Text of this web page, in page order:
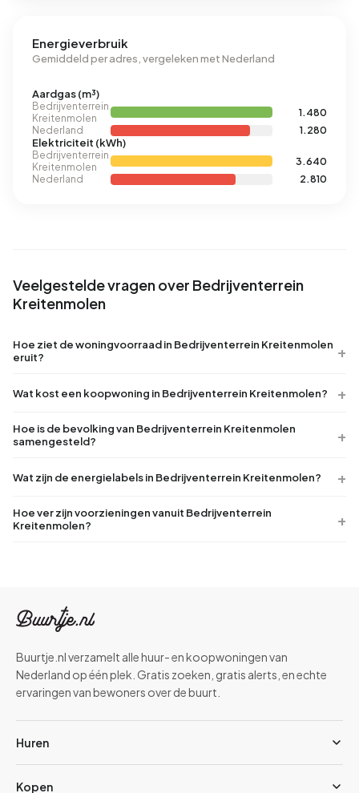
Energieverbruik
Gemiddeld per adres, vergeleken met Nederland
Aardgas (m³)
Bedrijventerrein
Kreitenmolen
1.480
Nederland
1.280
Elektriciteit (kWh)
Bedrijventerrein
Kreitenmolen
3.640
Nederland
2.810
Veelgestelde vragen over Bedrijventerrein
Kreitenmolen
Hoe ziet de woningvoorraad in Bedrijventerrein Kreitenmolen
eruit?
Wat kost een koopwoning in Bedrijventerrein Kreitenmolen?
Hoe is de bevolking van Bedrijventerrein Kreitenmolen
samengesteld?
Wat zijn de energielabels in Bedrijventerrein Kreitenmolen?
Hoe ver zijn voorzieningen vanuit Bedrijventerrein
Kreitenmolen?
Buurtje.nl verzamelt alle huur- en koopwoningen van
Nederland op één plek. Gratis zoeken, gratis alerts, en echte
ervaringen van bewoners over de buurt.
Huren
Kopen